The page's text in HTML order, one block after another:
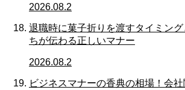
2026.08.2
退職時に菓子折りを渡すタイミン
ちが伝わる正しいマナー
2026.08.2
ビジネスマナーの香典の相場！会